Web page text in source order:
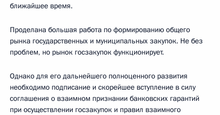
ближайшее время.
Проделана большая работа по формированию общего
рынка государственных и муниципальных закупок. Не без
проблем, но рынок госзакупок функционирует.
Однако для его дальнейшего полноценного развития
необходимо подписание и скорейшее вступление в силу
соглашения о взаимном признании банковских гарантий
при осуществлении госзакупок и правил взаимного